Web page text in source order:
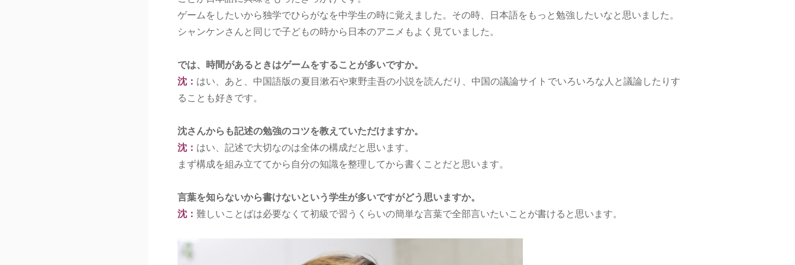
ゲームをしたいから独学でひらがなを中学生の時に覚えました。その時、日本語をもっと勉強したいなと思いました。
シャンケンさんと同じで子どもの時から日本のアニメもよく見ていました。
では、時間があるときはゲームをすることが多いですか。
沈： はい、あと、中国語版の夏目漱石や東野圭吾の小説を読んだり、中国の議論サイトでいろいろな人と議論したりす
ることも好きです。
沈さんからも記述の勉強のコツを教えていただけますか。
沈： はい、記述で大切なのは全体の構成だと思います。
まず構成を組み立ててから自分の知識を整理してから書くことだと思います。
言葉を知らないから書けないという学生が多いですがどう思いますか。
沈： 難しいことばは必要なくて初級で習うくらいの簡単な言葉で全部言いたいことが書けると思います。